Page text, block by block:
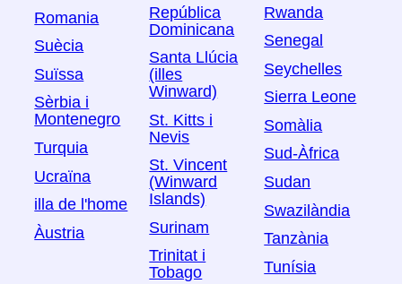
Romania
Suècia
Suïssa
Sèrbia i
Montenegro
Turquia
Ucraïna
illa de l'home
Àustria
República
Dominicana
Santa Llúcia
(illes
Winward)
St. Kitts i
Nevis
St. Vincent
(Winward
Islands)
Surinam
Trinitat i
Tobago
Rwanda
Senegal
Seychelles
Sierra Leone
Somàlia
Sud-Àfrica
Sudan
Swazilàndia
Tanzània
Tunísia